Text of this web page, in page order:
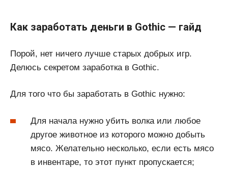
Как заработать деньги в Gothic — гайд
Порой, нет ничего лучше старых добрых игр.
Делюсь секретом заработка в Gothic.
Для того что бы заработать в Gothic нужно:
Для начала нужно убить волка или любое
другое животное из которого можно добыть
мясо. Желательно несколько, если есть мясо
в инвентаре, то этот пункт пропускается;